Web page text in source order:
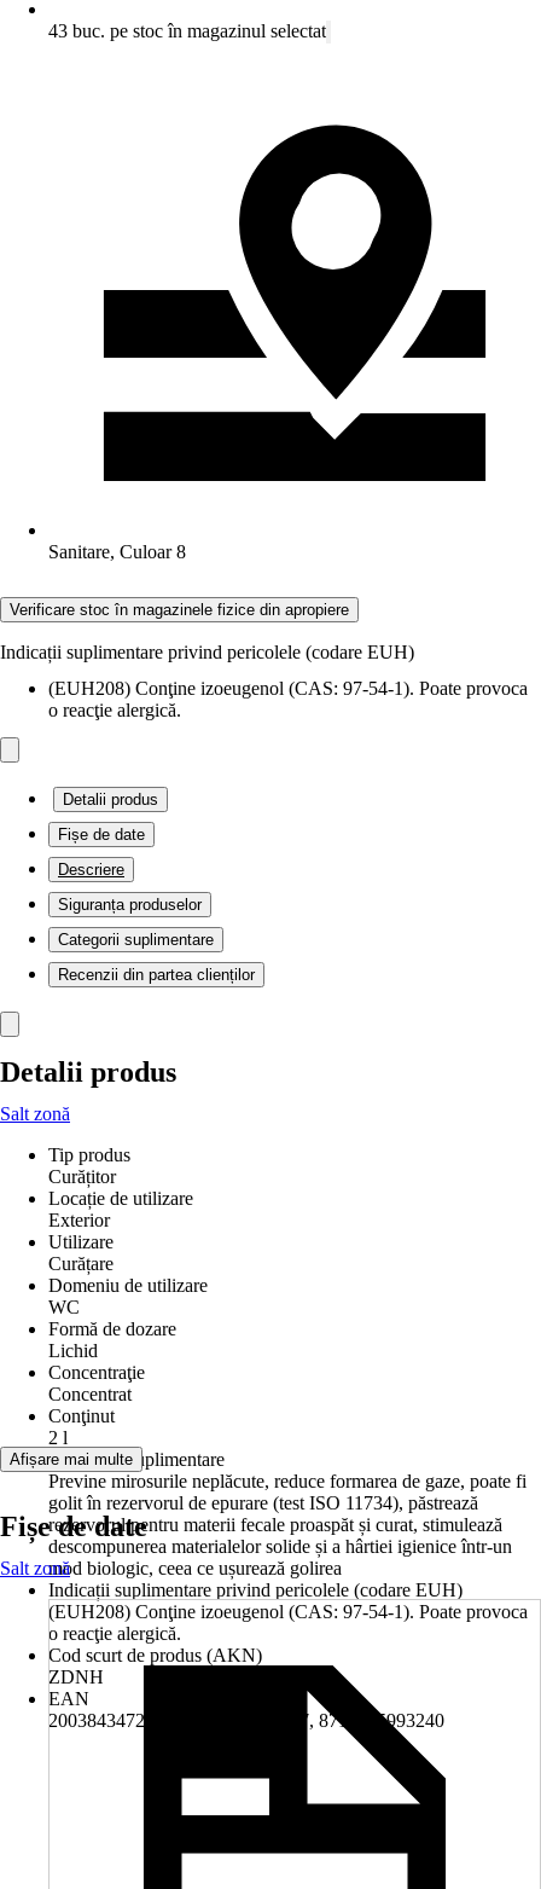
43 buc. pe stoc în magazinul selectat
Sanitare, Culoar 8
Verificare stoc în magazinele fizice din apropiere
Indicații suplimentare privind pericolele (codare EUH)
(EUH208) Conţine izoeugenol (CAS: 97-54-1). Poate provoca
o reacţie alergică.
Detalii produs
Fișe de date
Descriere
Siguranța produselor
Categorii suplimentare
Recenzii din partea clienților
Detalii produs
Salt zonă
Tip produs
Curățitor
Locație de utilizare
Exterior
Utilizare
Curățare
Domeniu de utilizare
WC
Formă de dozare
Lichid
Concentraţie
Concentrat
Conţinut
2 l
Informații suplimentare
Previne mirosurile neplăcute, reduce formarea de gaze, poate fi
golit în rezervorul de epurare (test ISO 11734), păstrează
rezervorul pentru materii fecale proaspăt și curat, stimulează
descompunerea materialelor solide și a hârtiei igienice într-un
mod biologic, ceea ce ușurează golirea
Indicații suplimentare privind pericolele (codare EUH)
(EUH208) Conţine izoeugenol (CAS: 97-54-1). Poate provoca
o reacţie alergică.
Cod scurt de produs (AKN)
ZDNH
EAN
2003843472001, 8710315990157, 8710315993240
Afișare mai multe
Fișe de date
Salt zonă